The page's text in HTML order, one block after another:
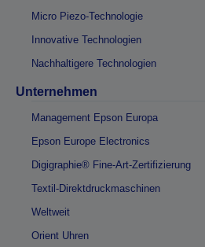
Micro Piezo-Technologie
Innovative Technologien
Nachhaltigere Technologien
Unternehmen
Management Epson Europa
Epson Europe Electronics
Digigraphie® Fine-Art-Zertifizierung
Textil-Direktdruckmaschinen
Weltweit
Orient Uhren